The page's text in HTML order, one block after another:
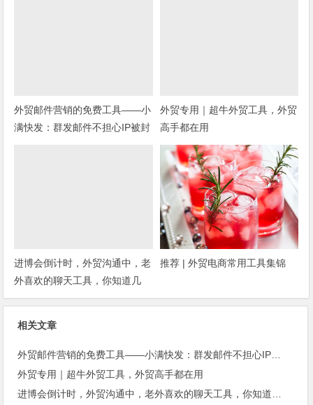
外贸邮件营销的免费工具——小
满快发：群发邮件不担心IP被封
外贸专用｜超牛外贸工具，外贸
高手都在用
进博会倒计时，外贸沟通中，老
外喜欢的聊天工具，你知道几
种？
推荐 | 外贸电商常用工具集锦
相关文章
外贸专用｜超牛外贸工具，外贸高手都在用